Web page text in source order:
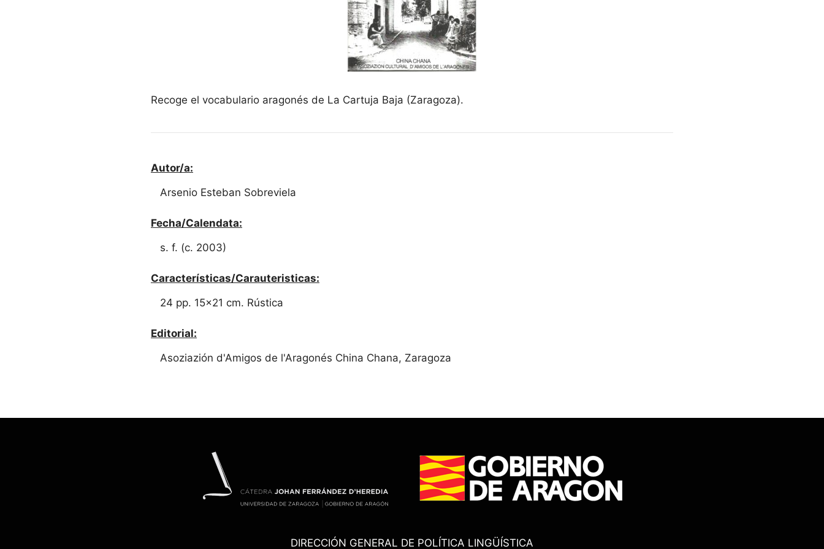
Recoge el vocabulario aragonés de La Cartuja Baja (Zaragoza).
Autor/a:
Arsenio Esteban Sobreviela
Fecha/Calendata:
s. f. (c. 2003)
Características/Carauteristicas:
24 pp. 15x21 cm. Rústica
Editorial:
Asoziazión d'Amigos de l'Aragonés China Chana, Zaragoza
DIRECCIÓN GENERAL DE POLÍTICA LINGÜÍSTICA